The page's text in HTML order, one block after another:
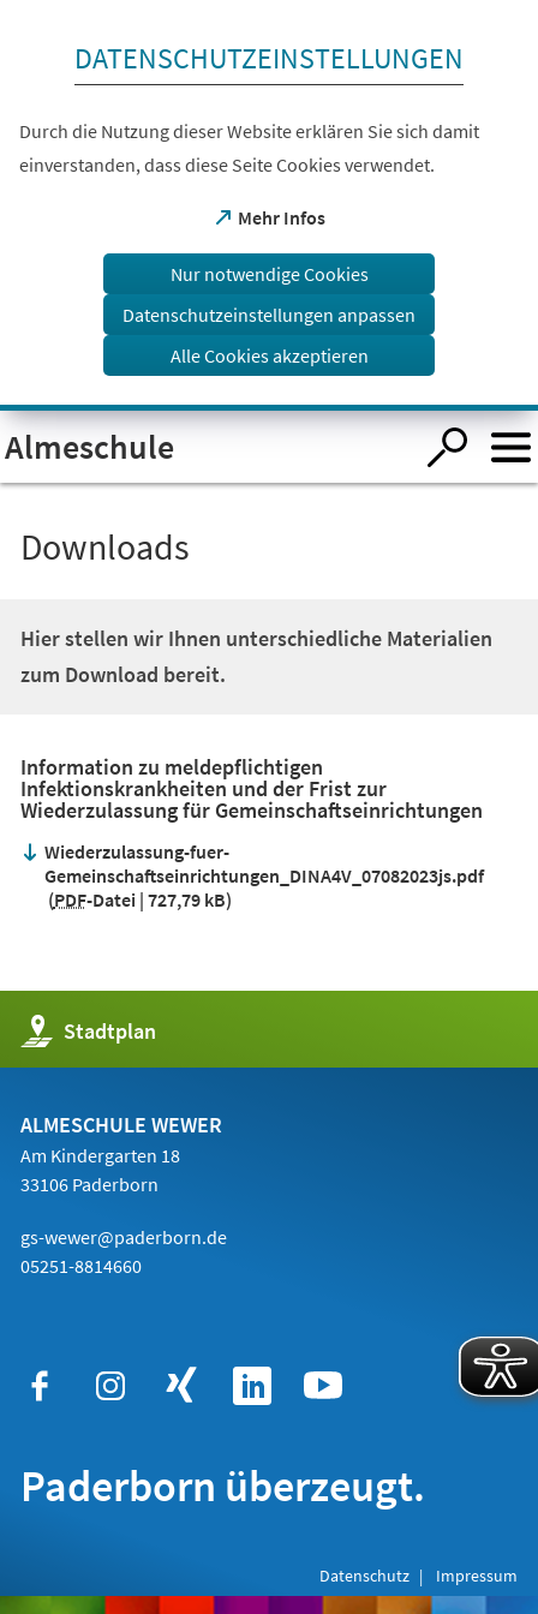
Visuelle
Assistenzsoftware
öffnen.
DATENSCHUTZEINSTELLUNGEN
Durch die Nutzung dieser Website erklären Sie sich damit
einverstanden, dass diese Seite Cookies verwendet.
Mehr Infos
(Öffnet
einem
Tab)
Nur notwendige Cookies
Datenschutzeinstellungen anpassen
Alle Cookies akzeptieren
Almeschule
Downloads
Hier stellen wir Ihnen unterschiedliche Materialien
zum Download bereit.
Information zu meldepflichtigen
Infektionskrankheiten und der Frist zur
Wiederzulassung für Gemeinschaftseinrichtungen
Wiederzulassung-fuer-
Gemeinschaftseinrichtungen_DINA4V_07082023js.pdf
PDF-Datei 727,79 kB
Stadtplan
(Öffnet
in
einem
Tab)
ALMESCHULE WEWER
Am Kindergarten 18
33106 Paderborn
gs-wewer@paderborn.de
05251-8814660
Paderborn überzeugt.
Datenschutz Impressum